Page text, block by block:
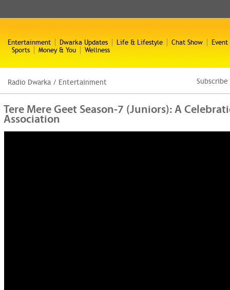
Entertainment Dwarka Updates Life & Lifestyle Chat Show
Event
Sports
Money & You Wellness
Radio Dwarka / Entertainment
Tere Mere Geet Season-7 (Juniors): A
Association